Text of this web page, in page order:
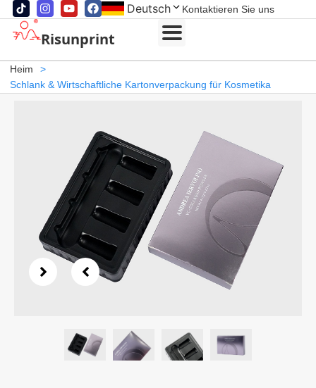
Deutsch Kontaktieren Sie uns
Risunprint
Heim
>
Schlank & Wirtschaftliche Kartonverpackung für Kosmetika